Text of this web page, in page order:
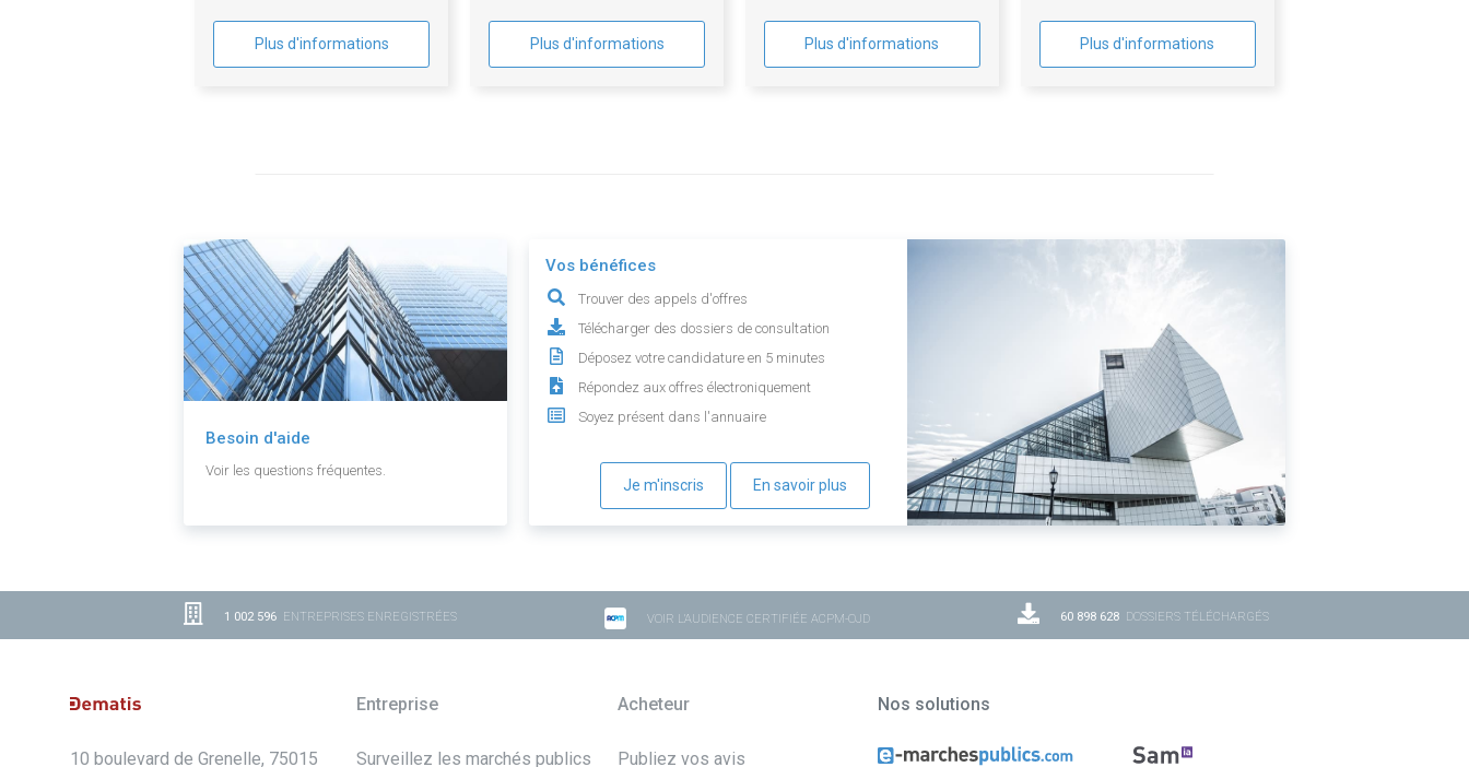
Plus d'informations Plus d'informations Plus d'informations Plus d'informations
Besoin d'aide
Voir les questions fréquentes.
Vos bénéfices
Trouver des appels d'offres
Télécharger des dossiers de consultation
Déposez votre candidature en 5 minutes
Répondez aux offres électroniquement
Soyez présent dans l'annuaire
Je m'inscris En savoir plus
1 002 596 ENTREPRISES ENREGISTRÉES VOIR L'AUDIENCE CERTIFIÉE ACPM-OJD 60 898 628 DOSSIERS TÉLÉCHARGÉS
10 boulevard de Grenelle, 75015
Entreprise
Surveillez les marchés publics
Acheteur
Publiez vos avis
Nos solutions